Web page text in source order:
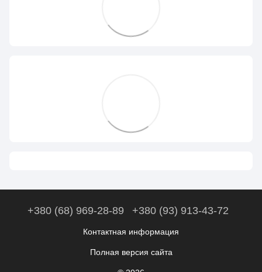
+380 (68) 969-28-89 +380 (93) 913-43-72
Контактная информация
Полная версия сайта